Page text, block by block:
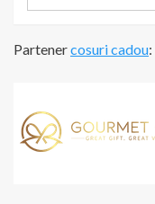
Partenercosuri cadou: